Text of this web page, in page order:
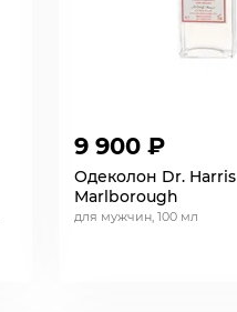
9 900 ₽
Одеколон Dr. Harris
Marlborough
для мужчин, 100 мл